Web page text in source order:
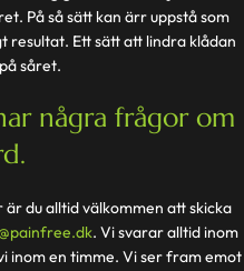
På så sätt kan ärr uppstå som
Ett sätt att lindra klådan
såret.
några frågor om
du alltid välkommen att skicka
. Vi svarar alltid inom
inom en timme. Vi ser fram emot